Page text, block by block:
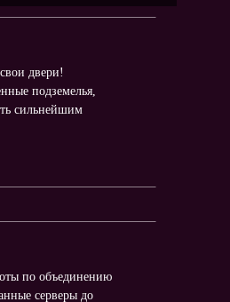
двери!
подземелья,
сильнейшим
по объединению
серверы до